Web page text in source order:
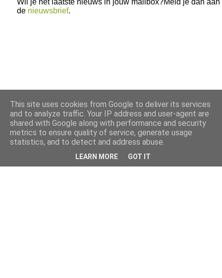
Wil je het laatste nieuws in jouw mailbox?Meld je dan aan
de nieuwsbrief.
This site uses cookies from Google to deliver its services
and to analyze traffic. Your IP address and user-agent are
shared with Google along with performance and security
metrics to ensure quality of service, generate usage
statistics, and to detect and address abuse.
LEARN MORE GOT IT